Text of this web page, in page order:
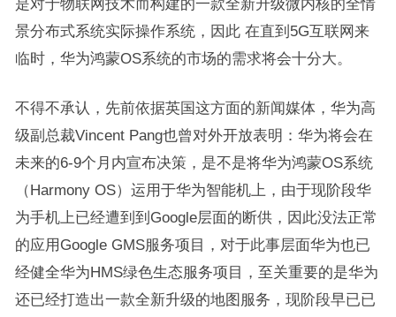
是对于物联网技术而构建的一款全新升级微内核的全情
景分布式系统实际操作系统，因此 在直到5G互联网来
临时，华为鸿蒙OS系统的市场的需求将会十分大。
不得不承认，先前依据英国这方面的新闻媒体，华为高
级副总裁Vincent Pang也曾对外开放表明：华为将会在
未来的6-9个月内宣布决策，是不是将华为鸿蒙OS系统
（Harmony OS）运用于华为智能机上，由于现阶段华
为手机上已经遭到到Google层面的断供，因此没法正常
的应用Google GMS服务项目，对于此事层面华为也已
经健全华为HMS绿色生态服务项目，至关重要的是华为
还已经打造出一款全新升级的地图服务，现阶段早已已